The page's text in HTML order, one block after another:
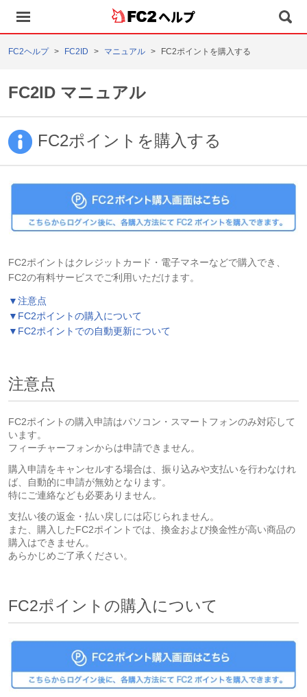
ヘルプ
FC2ヘルプ FC2ID マニュアル FC2ポイントを購入する
FC2ID マニュアル
FC2ポイントを購入する
FC2ポイントはクレジットカード・電子マネーなどで購入でき、
FC2の有料サービスでご利用いただけます。
▼注意点
▼FC2ポイントの購入について
▼FC2ポイントでの自動更新について
注意点
FC2ポイントの購入申請はパソコン・スマートフォンのみ対応して
います。
フィーチャーフォンからは申請できません。
購入申請をキャンセルする場合は、振り込みや支払いを行わなけれ
ば、自動的に申請が無効となります。
特にご連絡なども必要ありません。
支払い後の返金・払い戻しには応じられません。
また、購入したFC2ポイントでは、換金および換金性が高い商品の
購入はできません。
あらかじめご了承ください。
FC2ポイントの購入について